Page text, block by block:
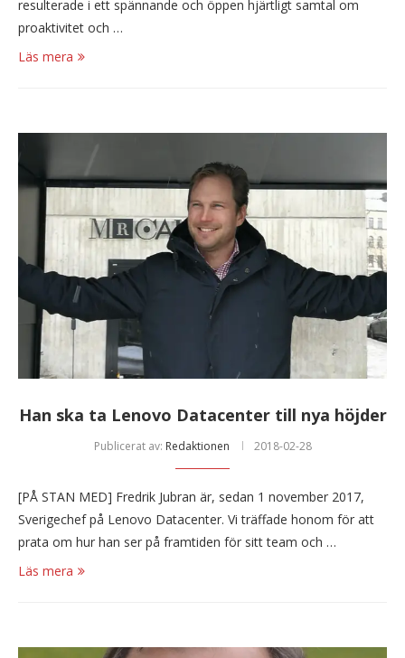
resulterade i ett spännande och öppen hjärtligt samtal om
proaktivitet och …
Läs mera
Han ska ta Lenovo Datacenter till nya höjder
Publicerat av: Redaktionen 2018-02-28
[PÅ STAN MED] Fredrik Jubran är, sedan 1 november 2017,
Sverigechef på Lenovo Datacenter. Vi träffade honom för att
prata om hur han ser på framtiden för sitt team och …
Läs mera